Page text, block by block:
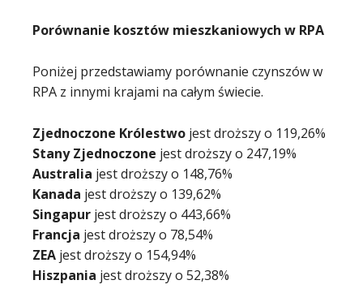
Porównanie kosztów mieszkaniowych w RPA
Poniżej przedstawiamy porównanie czynszów w
RPA z innymi krajami na całym świecie.
Zjednoczone Królestwo jest droższy o 119,26%
Stany Zjednoczone jest droższy o 247,19%
Australia jest droższy o 148,76%
Kanada jest droższy o 139,62%
Singapur jest droższy o 443,66%
Francja jest droższy o 78,54%
ZEA jest droższy o 154,94%
Hiszpania jest droższy o 52,38%